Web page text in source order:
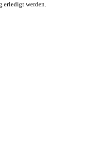
erledigt werden.